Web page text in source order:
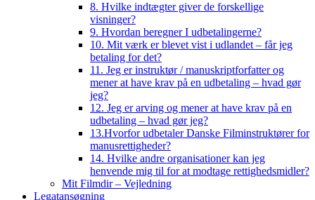
8. Hvilke indtægter giver de forskellige
visninger?
9. Hvordan beregner I udbetalingerne?
10. Mit værk er blevet vist i udlandet – får jeg
betaling for det?
11. Jeg er instruktør / manuskriptforfatter og
mener at have krav på en udbetaling – hvad gør
jeg?
12. Jeg er arving og mener at have krav på en
udbetaling – hvad gør jeg?
13.Hvorfor udbetaler Danske Filminstruktører for
manusrettigheder?
14. Hvilke andre organisationer kan jeg
henvende mig til for at modtage rettighedsmidler?
Mit Filmdir – Vejledning
Legatansøgning